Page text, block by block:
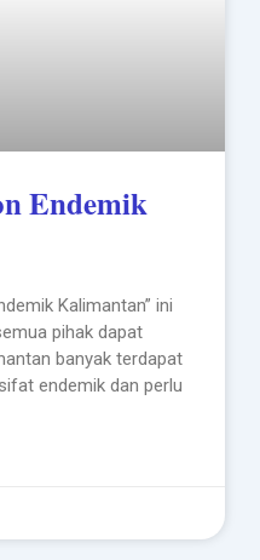
Endemik
Kalimantan” ini
pihak dapat
banyak terdapat
endemik dan perlu